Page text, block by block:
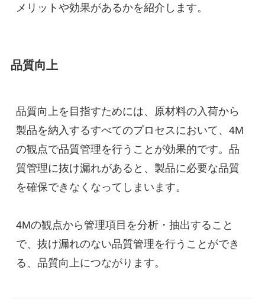
メリットや効果があるかを紹介します。
品質向上
品質向上を目指すためには、原材料の入荷から
製品を納入するすべてのプロセスにおいて、4M
の観点で品質管理を行うことが効果的です。品
質管理に抜け漏れがあると、製品に必要な品質
を確保できなくなってしまいます。
4Mの観点から管理項目を分析・抽出すること
で、抜け漏れのない品質管理を行うことができ
る、品質向上につながります。